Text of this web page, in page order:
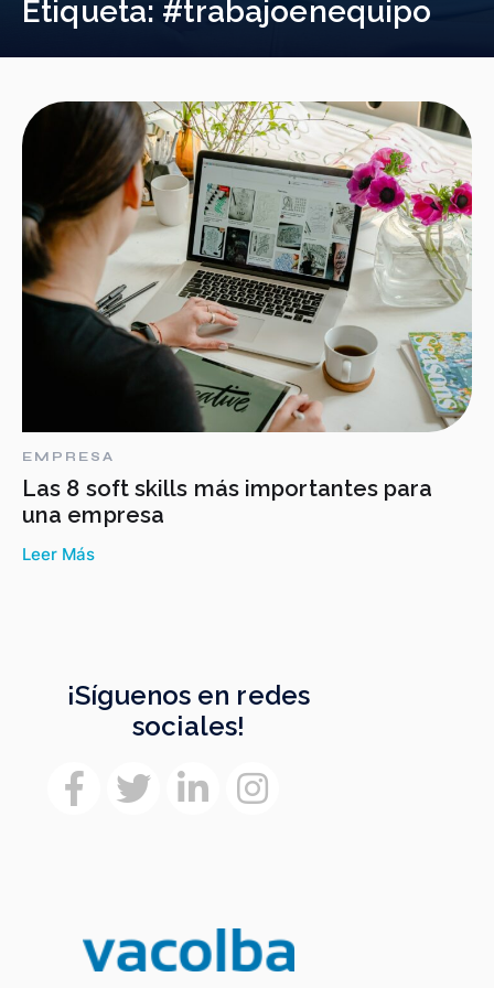
Etiqueta: #trabajoenequipo
EMPRESA
Las 8 soft skills más importantes para
una empresa
Leer Más
¡Síguenos en redes
sociales!